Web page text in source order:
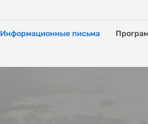
Информационные письма